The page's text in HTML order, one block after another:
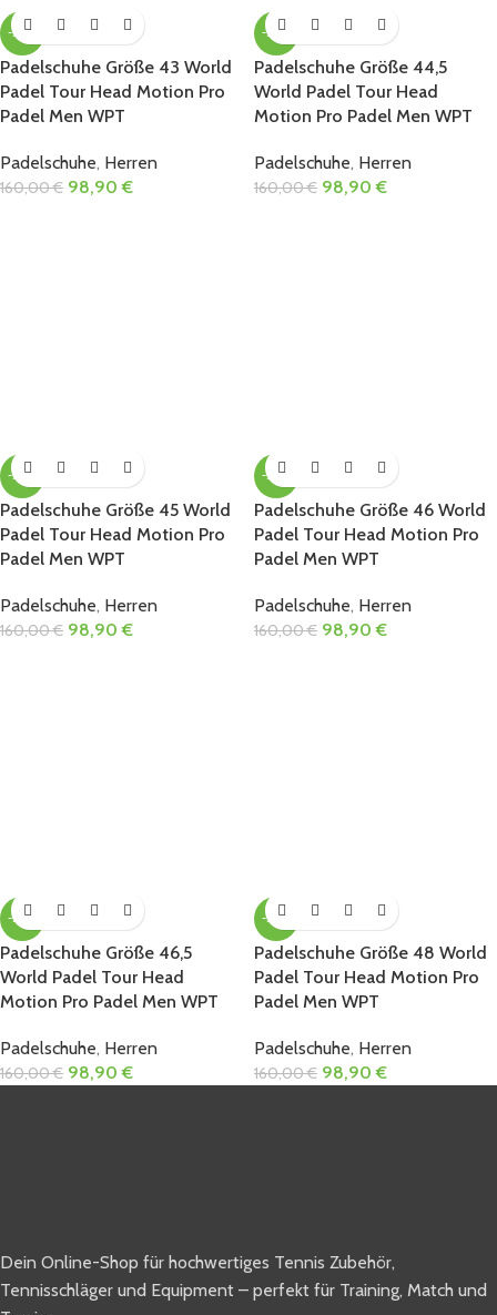
-38%
Padelschuhe Größe 43 World
Padel Tour Head Motion Pro
Padel Men WPT
Padelschuhe, Herren
160,00€ 98,90€
-38%
Padelschuhe Größe 44,5
World Padel Tour Head
Motion Pro Padel Men WPT
Padelschuhe, Herren
160,00€ 98,90€
-38%
Padelschuhe Größe 45 World
Padel Tour Head Motion Pro
Padel Men WPT
Padelschuhe, Herren
160,00€ 98,90€
-38%
Padelschuhe Größe 46 World
Padel Tour Head Motion Pro
Padel Men WPT
Padelschuhe, Herren
160,00€ 98,90€
-38%
Padelschuhe Größe 46,5
World Padel Tour Head
Motion Pro Padel Men WPT
Padelschuhe, Herren
160,00€ 98,90€
-38%
Padelschuhe Größe 48 World
Padel Tour Head Motion Pro
Padel Men WPT
Padelschuhe, Herren
160,00€ 98,90€
Dein Online-Shop für hochwertiges Tennis Zubehör,
Tennisschläger und Equipment – perfekt für Training, Match und